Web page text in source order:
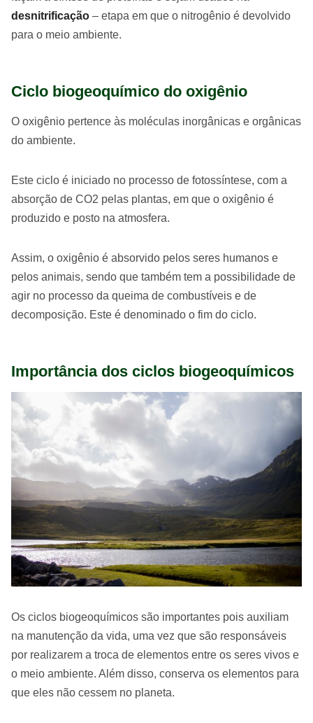
desnitrificação – etapa em que o nitrogênio é devolvido
para o meio ambiente.
Ciclo biogeoquímico do oxigênio
O oxigênio pertence às moléculas inorgânicas e orgânicas
do ambiente.
Este ciclo é iniciado no processo de fotossíntese, com a
absorção de CO2 pelas plantas, em que o oxigênio é
produzido e posto na atmosfera.
Assim, o oxigênio é absorvido pelos seres humanos e
pelos animais, sendo que também tem a possibilidade de
agir no processo da queima de combustíveis e de
decomposição. Este é denominado o fim do ciclo.
Importância dos ciclos biogeoquímicos
Os ciclos biogeoquímicos são importantes pois auxiliam
na manutenção da vida, uma vez que são responsáveis
por realizarem a troca de elementos entre os seres vivos e
o meio ambiente. Além disso, conserva os elementos para
que eles não cessem no planeta.